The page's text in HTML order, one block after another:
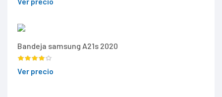
Bandeja samsung A21s 2020
Ver precio